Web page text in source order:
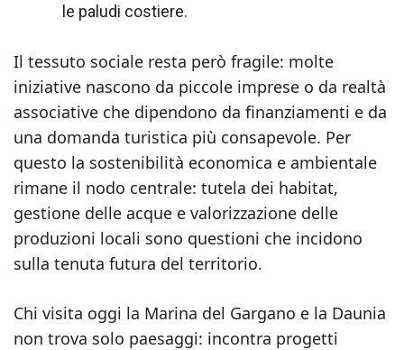
le paludi costiere.
Il tessuto sociale resta però fragile: molte
iniziative nascono da piccole imprese o da realtà
associative che dipendono da finanziamenti e da
una domanda turistica più consapevole. Per
questo la sostenibilità economica e ambientale
rimane il nodo centrale: tutela dei habitat,
gestione delle acque e valorizzazione delle
produzioni locali sono questioni che incidono
sulla tenuta futura del territorio.
Chi visita oggi la Marina del Gargano e la Daunia
non trova solo paesaggi: incontra progetti